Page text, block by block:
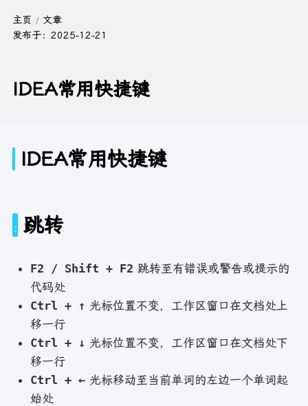
主页
文章
发布于： 2025-12-21
IDEA常用快捷键
IDEA常用快捷键
跳转
F2 / Shift + F2 跳转至有错误或警告或提示的
代码处
Ctrl + ↑ 光标位置不变，工作区窗口在文档处上
移一行
Ctrl + ↓ 光标位置不变，工作区窗口在文档处下
移一行
Ctrl + ←光标移动至当前单词的左边一个单词起
始处